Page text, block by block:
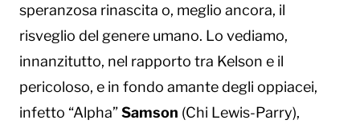
speranzosa rinascita o, meglio ancora, il
risveglio del genere umano. Lo vediamo,
innanzitutto, nel rapporto tra Kelson e il
pericoloso, e in fondo amante degli oppiacei,
infetto “Alpha”Samson (Chi Lewis-Parry),